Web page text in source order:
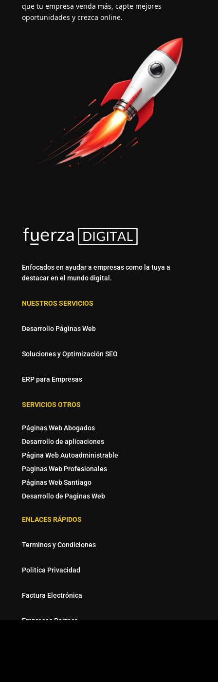
que tu empresa venda más, capte mejores
oportunidades y crezca online.
Enfocados en ayudar a empresas como la tuya a
destacar en el mundo digital.
NUESTROS SERVICIOS
Desarrollo Páginas Web
Soluciones y Optimización SEO
ERP para Empresas
SERVICIOS OTROS
Páginas Web Abogados
Desarrollo de aplicaciones
Página Web Autoadministrable
Paginas Web Profesionales
Páginas Web Santiago
Desarrollo de Paginas Web
ENLACES RÁPIDOS
Terminos y Condiciones
Politica Privacidad
Factura Electrónica
Empresas Partner